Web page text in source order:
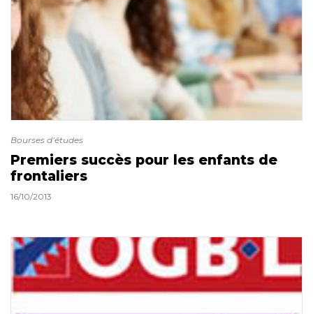
Bourses d’études
Premiers succès pour les enfants de
frontaliers
16/10/2013